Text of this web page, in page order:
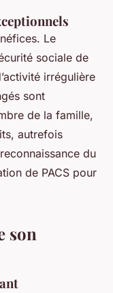
Le
sociale de
irrégulière
sont
de la famille,
autrefois
du
de PACS pour
son